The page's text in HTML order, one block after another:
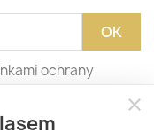
ochrany
close